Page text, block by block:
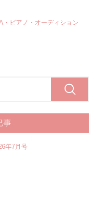
・ピアノ・オーディション
事
年7月号